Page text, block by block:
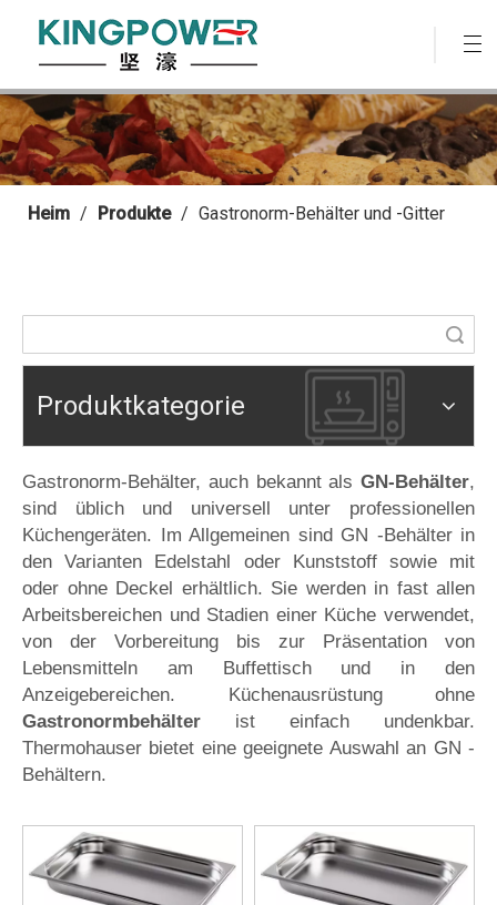
Heim / Produkte / Gastronorm-Behälter und -Gitter
Produktkategorie
Gastronorm-Behälter, auch bekannt als GN-Behälter,
sind üblich und universell unter professionellen
Küchengeräten. Im Allgemeinen sind GN -Behälter in
den Varianten Edelstahl oder Kunststoff sowie mit
oder ohne Deckel erhältlich. Sie werden in fast allen
Arbeitsbereichen und Stadien einer Küche verwendet,
von der Vorbereitung bis zur Präsentation von
Lebensmitteln am Buffettisch und in den
Anzeigebereichen. Küchenausrüstung ohne
Gastronormbehälter ist einfach undenkbar.
Thermohauser bietet eine geeignete Auswahl an GN -
Behältern.